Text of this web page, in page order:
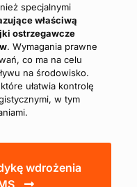
specjalnymi
właściwą
ostrzegawcze
. Wymagania prawne
co ma na celu
na środowisko​.
ułatwia kontrolę
w tym
wdrożenia